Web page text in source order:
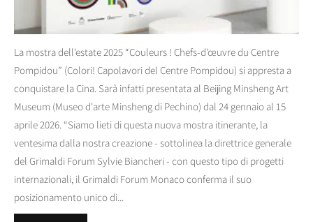
La mostra dell'estate 2025 “Couleurs ! Chefs-d'œuvre du Centre
Pompidou” (Colori! Capolavori del Centre Pompidou) si appresta a
conquistare la Cina. Sarà infatti presentata al Beijing Minsheng Art
Museum (Museo d'arte Minsheng di Pechino) dal 24 gennaio al 15
aprile 2026. “Siamo lieti di questa nuova mostra itinerante, la
ventesima dalla nostra creazione - sottolinea la direttrice generale
del Grimaldi Forum Sylvie Biancheri - con questo tipo di progetti
internazionali, il Grimaldi Forum Monaco conferma il suo
posizionamento unico di...